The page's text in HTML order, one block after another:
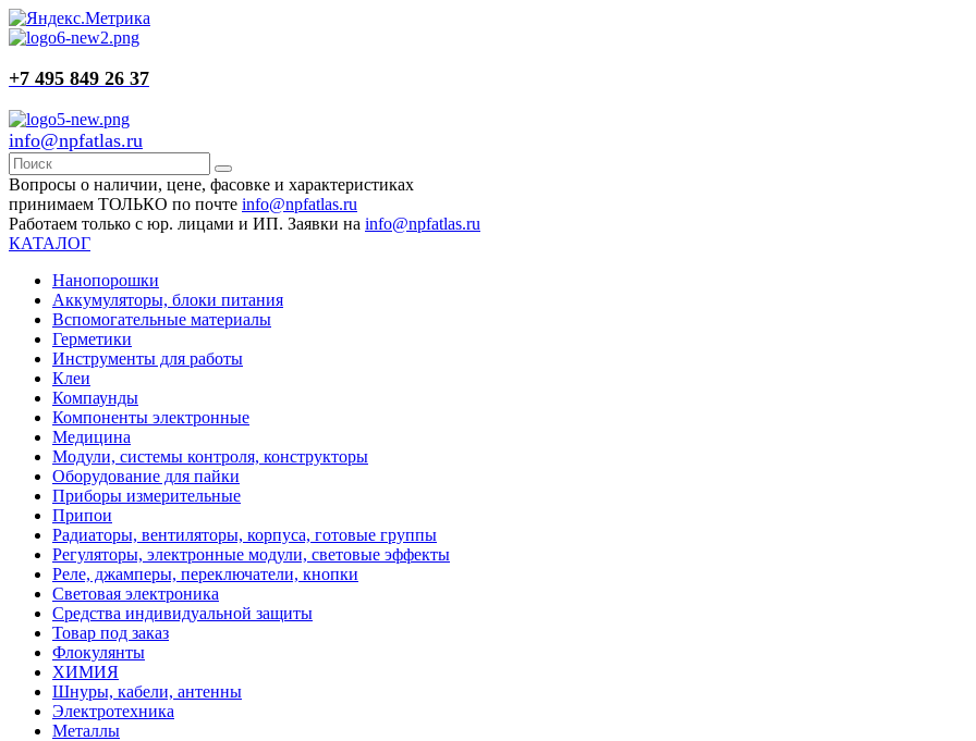
+7 495 849 26 37
info@npfatlas.ru
Вопросы о наличии, цене, фасовке и характеристиках
принимаем ТОЛЬКО по почте info@npfatlas.ru
Работаем только с юр. лицами и ИП. Заявки на info@npfatlas.ru
КАТАЛОГ
Нанопорошки
Аккумуляторы, блоки питания
Вспомогательные материалы
Герметики
Инструменты для работы
Клеи
Компаунды
Компоненты электронные
Медицина
Модули, системы контроля, конструкторы
Оборудование для пайки
Приборы измерительные
Припои
Радиаторы, вентиляторы, корпуса, готовые группы
Регуляторы, электронные модули, световые эффекты
Реле, джамперы, переключатели, кнопки
Световая электроника
Средства индивидуальной защиты
Товар под заказ
Флокулянты
ХИМИЯ
Шнуры, кабели, антенны
Электротехника
Металлы